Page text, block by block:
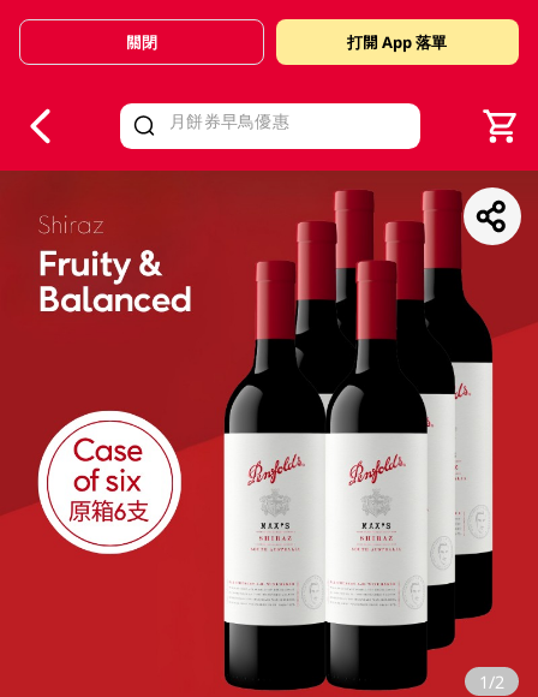
Valid Until 30 June 2026
關閉 打開 App 落單
1/2